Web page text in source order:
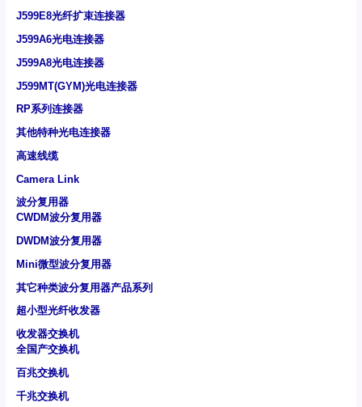
J599E8光纤扩束连接器
J599A6光电连接器
J599A8光电连接器
J599MT(GYM)光电连接器
RP系列连接器
其他特种光电连接器
高速线缆
Camera Link
波分复用器
CWDM波分复用器
DWDM波分复用器
Mini微型波分复用器
其它种类波分复用器产品系列
超小型光纤收发器
收发器交换机
全国产交换机
百兆交换机
千兆交换机